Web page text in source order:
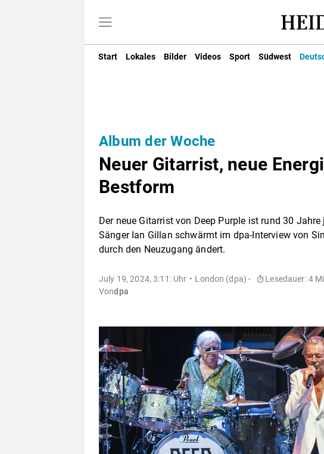
Start Lokales Bilder Videos Sport Südwest
Album der Woche
Neuer Gitarrist, neue
Bestform
Der neue Gitarrist von Deep Purple ist rund 30
Sänger Ian Gillan schwärmt im dpa-Interview von
durch den Neuzugang ändert.
July 19, 2024, 3:11: Uhr London (dpa) -
Lesedauer: 4
Vondpa